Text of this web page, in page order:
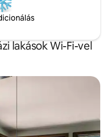
lakások Wi-Fi-vel